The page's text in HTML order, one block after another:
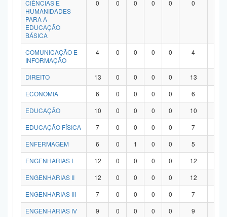
CIÊNCIAS E
HUMANIDADES
PARA A
EDUCAÇÃO
BÁSICA
0 0 0 0 0 0
COMUNICAÇÃO E
INFORMAÇÃO
4 0 0 0 0 4
DIREITO 13 0 0 0 0 13
ECONOMIA
6 0 0 0 0 6
EDUCAÇÃO
10 0 0 0 0 10
EDUCAÇÃO FÍSICA
7 0 0 0 0 7
ENFERMAGEM
6 0 1 0 0 5
ENGENHARIAS I
12 0 0 0 0 12
ENGENHARIAS II
12 0 0 0 0 12
ENGENHARIAS III
7 0 0 0 0 7
ENGENHARIAS IV
9 0 0 0 0 9